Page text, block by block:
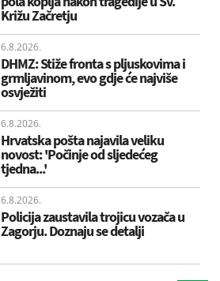
Križu Začretju
6.8.2026.
DHMZ: Stiže fronta s pljuskovima i
grmljavinom, evo gdje će najviše
osvježiti
6.8.2026.
Hrvatska pošta najavila veliku
novost: 'Počinje od sljedećeg
tjedna...'
6.8.2026.
Policija zaustavila trojicu vozača u
Zagorju. Doznaju se detalji